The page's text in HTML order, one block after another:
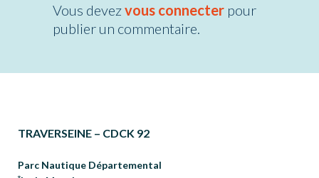
Vous devezvous connecter pour
publier un commentaire.
TRAVERSEINE – CDCK 92
Parc Nautique Départemental